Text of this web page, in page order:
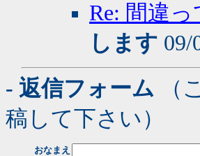
Re: 間違
します 09/
- 返信フォーム （
稿して下さい）
おなまえ